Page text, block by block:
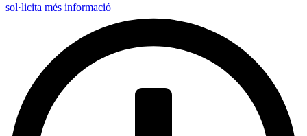
sol·licita més informació